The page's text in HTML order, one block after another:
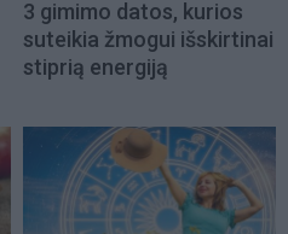
3 gimimo datos, kurios
suteikia žmogui išskirtinai
stiprią energiją